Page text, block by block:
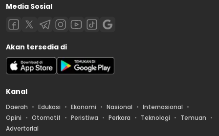
Media Sosial
Akan tersedia di
Kanal
Daerah Edukasi Ekonomi Nasional
Internasional
Opini
Otomotif Peristiwa Perkara Teknologi
Temuan
Advertorial